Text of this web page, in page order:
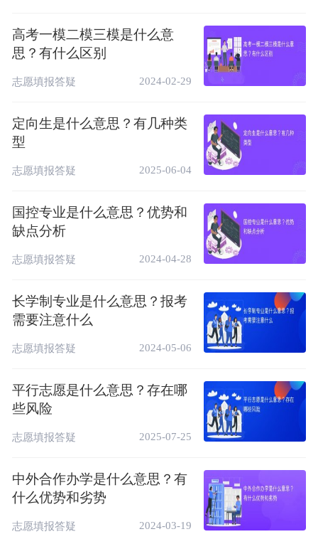
作废，考生只能等待下一批次的志愿机会。
进档不退档是不是就是保证录取？
进档不退档并不意味着一旦进档就绝对不会被
退档。实际上，如果考生被填报的专业录取，
或者虽然未被填报专业录取但同意调剂并被其
未被任何专业录取且不同意调剂，或者不符合
某些特定条件（如单科成绩要求、体检标准
等），则可能会被退档。因此，进档不退档是
生的具体情况和招生院校的规定。
相关推荐：
平行志愿如何投档录取（规则解析）
高考一模二模三模是什么意
思？有什么区别
志愿填报答疑 2024-02-29
定向生是什么意思？有几种类
型
志愿填报答疑 2025-06-04
国控专业是什么意思？优势和
缺点分析
志愿填报答疑 2024-04-28
长学制专业是什么意思？报考
需要注意什么
志愿填报答疑 2024-05-06
平行志愿是什么意思？存在哪
些风险
志愿填报答疑 2025-07-25
中外合作办学是什么意思？有
什么优势和劣势
志愿填报答疑 2024-03-19